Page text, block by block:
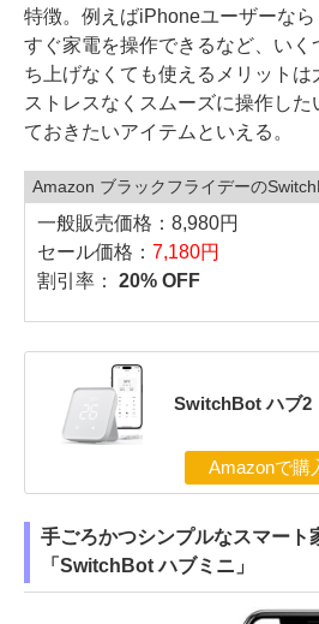
特徴。例えばiPhoneユーザーな
すぐ家電を操作できるなど、いく
ち上げなくても使えるメリット
ストレスなくスムーズに操作し
ておきたいアイテムといえる。
Amazon ブラックフライデーの
一般販売価格：8,980円
セール価格： 7,180円
割引率：
20% OFF
SwitchBot ハブ2
Amazonで購
手ごろかつシンプルなスマート
「SwitchBot ハブミニ」